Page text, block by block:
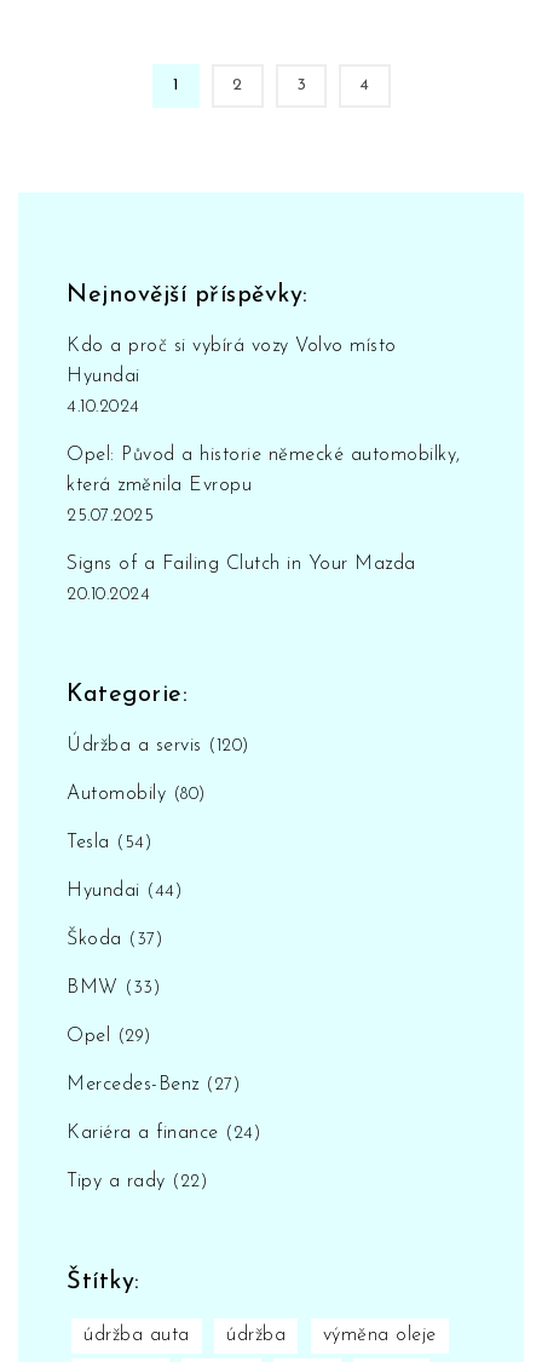
1 2 3 4
Nejnovější příspěvky:
Kdo a proč si vybírá vozy Volvo místo
Hyundai
4.10.2024
Opel: Původ a historie německé automobilky,
která změnila Evropu
25.07.2025
Signs of a Failing Clutch in Your Mazda
20.10.2024
Kategorie:
Údržba a servis (120)
Automobily (80)
Tesla (54)
Hyundai (44)
Škoda (37)
BMW (33)
Opel (29)
Mercedes-Benz (27)
Kariéra a finance (24)
Tipy a rady (22)
Štítky:
údržba auta údržba výměna oleje